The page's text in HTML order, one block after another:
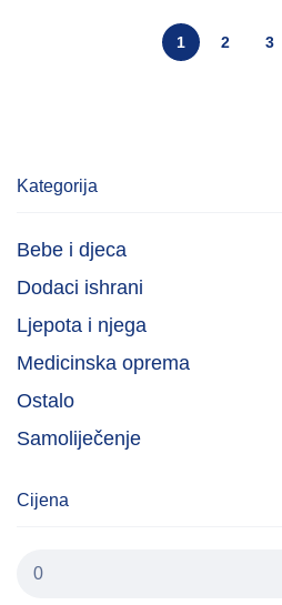
Kategorija
Bebe i djeca
Dodaci ishrani
Ljepota i njega
Medicinska oprema
Ostalo
Samoliječenje
Cijena
1 2 3